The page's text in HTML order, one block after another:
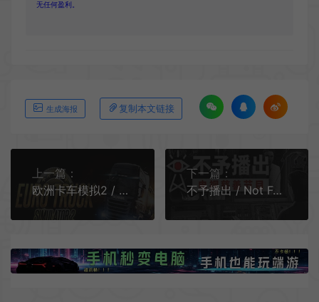
无任何盈利。
生成海报 复制本文链接
上一篇：
欧洲卡车模拟2 / Euro Truck Simulator 2 运输驾驶模拟游戏
下一篇：
不予播出 / Not For Broadcast 沉浸式电视宣传模拟游戏